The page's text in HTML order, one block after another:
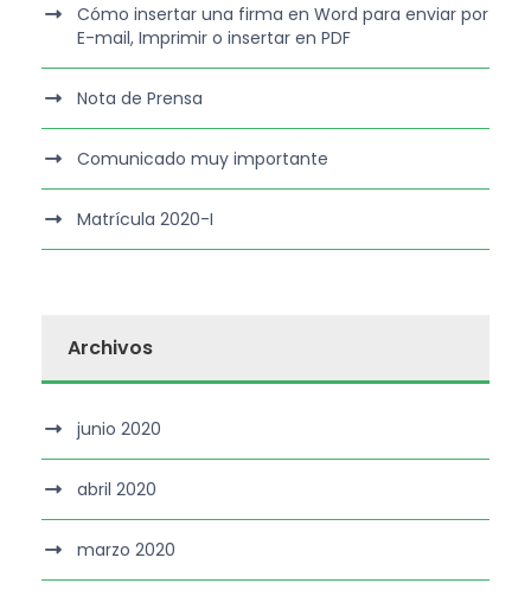
Cómo insertar una firma en Word para enviar por
E-mail, Imprimir o insertar en PDF
Nota de Prensa
Comunicado muy importante
Matrícula 2020-I
Archivos
junio 2020
abril 2020
marzo 2020